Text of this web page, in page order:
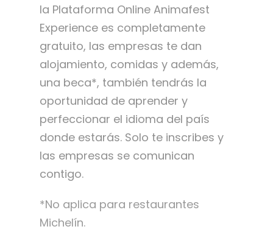
la Plataforma Online Animafest
Experience es completamente
gratuito, las empresas te dan
alojamiento, comidas y además,
una beca*, también tendrás la
oportunidad de aprender y
perfeccionar el idioma del país
donde estarás. Solo te inscribes y
las empresas se comunican
contigo.
*No aplica para restaurantes
Michelín.